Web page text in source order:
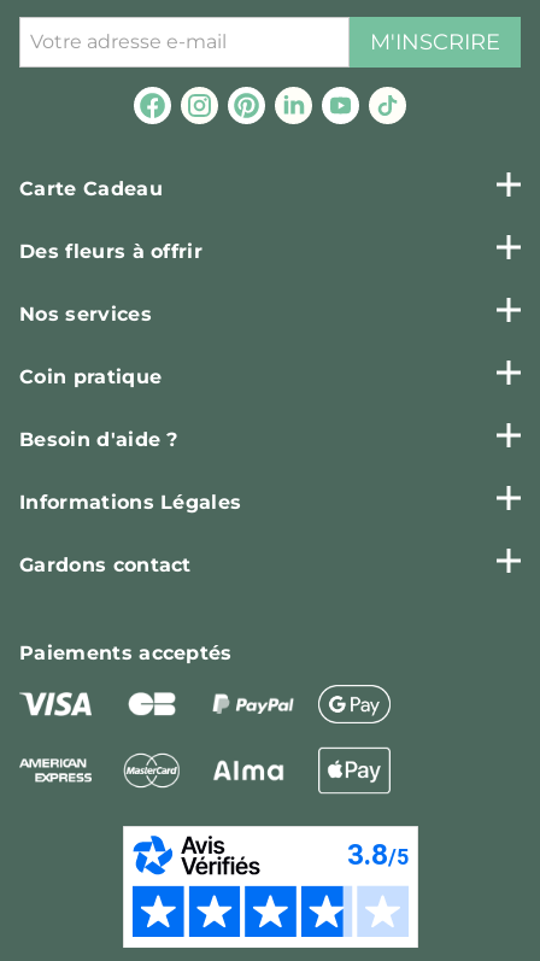
M'INSCRIRE
Carte Cadeau
Des fleurs à offrir
Nos services
Coin pratique
Besoin d'aide ?
Informations Légales
Gardons contact
Paiementsacceptés